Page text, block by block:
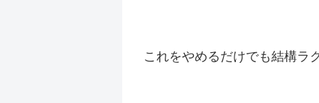
これをやめるだけでも結構ラ